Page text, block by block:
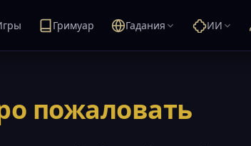
Гримуар Гадания ИИ
пожаловать